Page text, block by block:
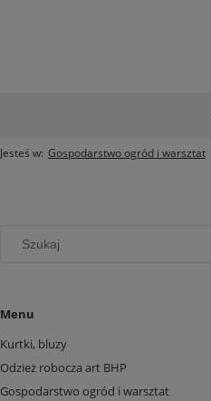
Jesteś w: Gospodarstwo ogród i warsztat
Menu
Kurtki, bluzy
Odzież robocza art BHP
Gospodarstwo ogród i warsztat